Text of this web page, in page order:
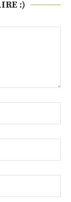
for the next